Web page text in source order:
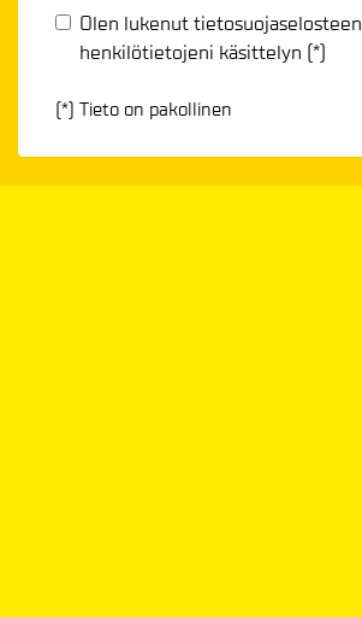
Olen lukenuttietosuojaselosteen
henkilötietojeni käsittelyn (*)
(*) Tieto on pakollinen